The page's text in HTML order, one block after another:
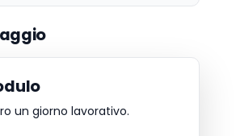
un giorno lavorativo.